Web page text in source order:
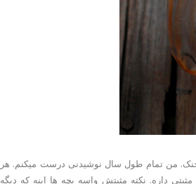
خنک. من تمام طول سال نوشیدنی درست میکنم. هر
داره. نکته مثبتش واسه بچه ها اینه که دیگه